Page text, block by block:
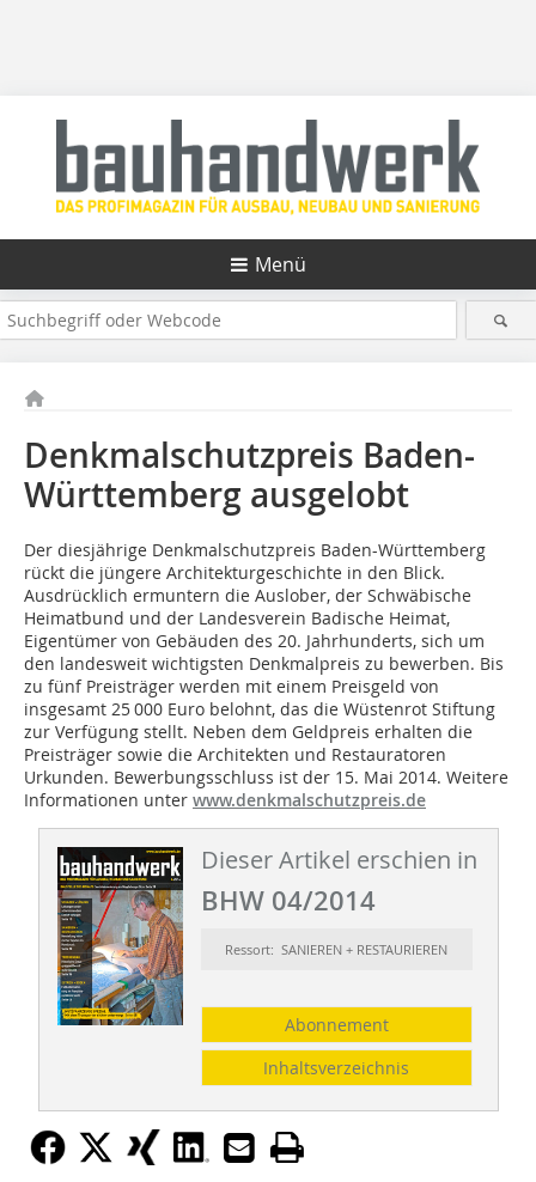
Menü
Denkmalschutzpreis Baden-
Württemberg ausgelobt
Der diesjährige Denkmalschutzpreis Baden-Württemberg
rückt die jüngere Architekturgeschichte in den Blick.
Ausdrücklich ermuntern die Auslober, der Schwäbische
Heimatbund und der Landesverein Badische Heimat,
Eigentümer von Gebäuden des 20. Jahrhunderts, sich um
den landesweit wichtigsten Denkmalpreis zu bewerben. Bis
zu fünf Preisträger werden mit einem Preisgeld von
insgesamt 25 000 Euro belohnt, das die Wüstenrot Stiftung
zur Verfügung stellt. Neben dem Geldpreis erhalten die
Preisträger sowie die Architekten und Restauratoren
Urkunden. Bewerbungsschluss ist der 15. Mai 2014. Weitere
Informationen unter www.denkmalschutzpreis.de
Dieser Artikel erschien in
BHW 04/2014
Ressort: SANIEREN + RESTAURIEREN
Abonnement
Inhaltsverzeichnis